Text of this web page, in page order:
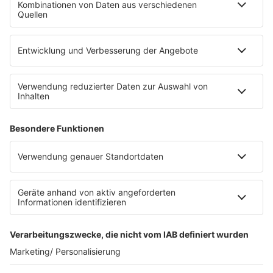
Die Uniklinik Tübingen hat ein neues Fahrradparkhaus
eröffnet. Direkt an der Medizinischen Klinik bietet es
E-Bikes über eine Photovoltaikanlage auf dem …
Impressum
Datenschutzerklärung
Datenschutzeinstellungen